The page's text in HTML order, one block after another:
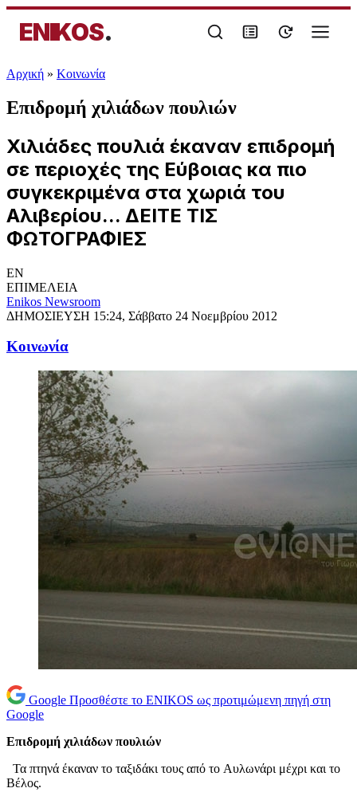
ENIKOS.
Αρχική » Κοινωνία
Επιδρομή χιλιάδων πουλιών
Χιλιάδες πουλιά έκαναν επιδρομή
σε περιοχές της Εύβοιας κα πιο
συγκεκριμένα στα χωριά του
Αλιβερίου... ΔΕΙΤΕ ΤΙΣ
ΦΩΤΟΓΡΑΦΙΕΣ
EN
ΕΠΙΜΕΛΕΙΑ
Enikos Newsroom
ΔΗΜΟΣΙΕΥΣΗ 15:24, Σάββατο 24 Νοεμβρίου 2012
Κοινωνία
Google Προσθέστε το ENIKOS ως προτιμώμενη πηγή στη
Google
Επιδρομή χιλιάδων πουλιών
Τα πτηνά έκαναν το ταξιδάκι τους από το Αυλωνάρι μέχρι και το
Βέλος.